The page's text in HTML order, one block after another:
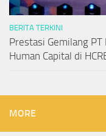
BERITA TERKINI
Prestasi Gemilang
Human Capital di
MORE